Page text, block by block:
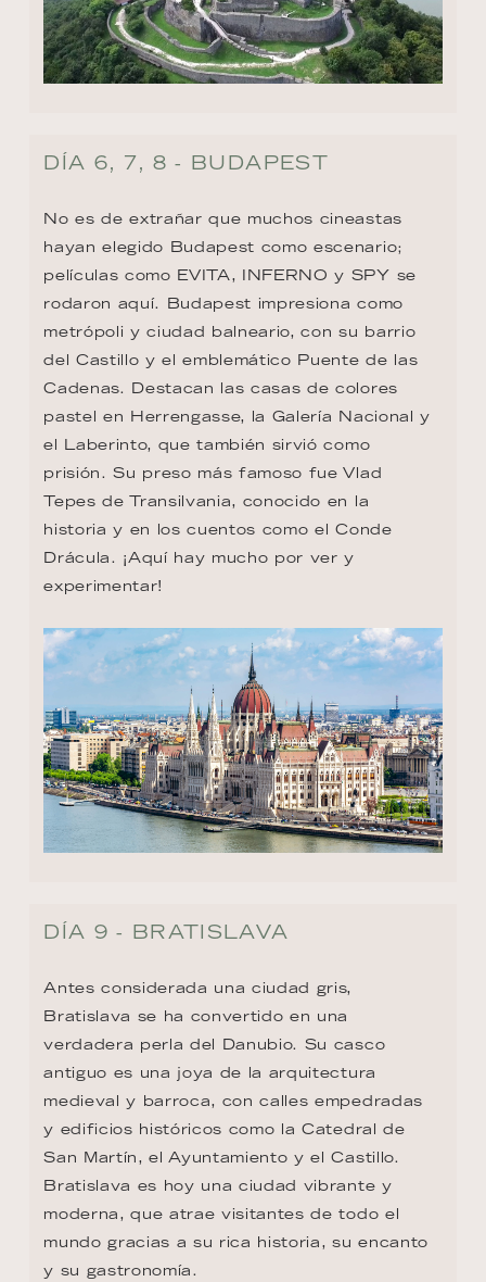
DÍA 6, 7, 8 - BUDAPEST
No es de extrañar que muchos cineastas
hayan elegido Budapest como escenario;
películas como EVITA, INFERNO y SPY se
rodaron aquí. Budapest impresiona como
metrópoli y ciudad balneario, con su barrio
del Castillo y el emblemático Puente de las
Cadenas. Destacan las casas de colores
pastel en Herrengasse, la Galería Nacional y
el Laberinto, que también sirvió como
prisión. Su preso más famoso fue Vlad
Tepes de Transilvania, conocido en la
historia y en los cuentos como el Conde
Drácula. ¡Aquí hay mucho por ver y
experimentar!
DÍA 9 - BRATISLAVA
Antes considerada una ciudad gris,
Bratislava se ha convertido en una
verdadera perla del Danubio. Su casco
antiguo es una joya de la arquitectura
medieval y barroca, con calles empedradas
y edificios históricos como la Catedral de
San Martín, el Ayuntamiento y el Castillo.
Bratislava es hoy una ciudad vibrante y
moderna, que atrae visitantes de todo el
mundo gracias a su rica historia, su encanto
y su gastronomía.